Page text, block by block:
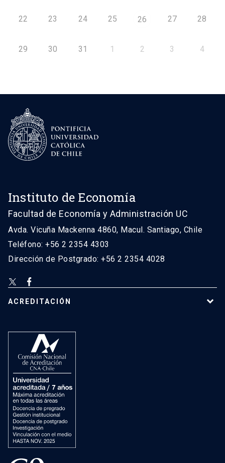
22 23 24 25 26 27 28
29 30 31 1 2 3 4
Instituto de Economía
Facultad de Economía y Administración UC
Avda. Vicuña Mackenna 4860, Macul. Santiago, Chile
Teléfono: +56 2 2354 4303
Dirección de Postgrado: +56 2 2354 4028
ACREDITACIÓN